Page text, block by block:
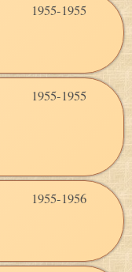
1955-1955
1955-1955
1955-1956